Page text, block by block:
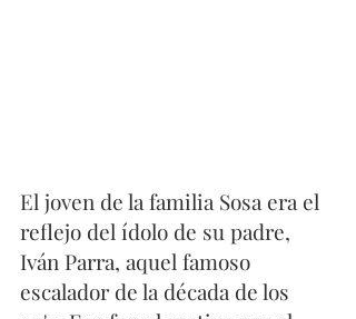
El joven de la familia Sosa era el
reflejo del ídolo de su padre,
Iván Parra, aquel famoso
escalador de la década de los